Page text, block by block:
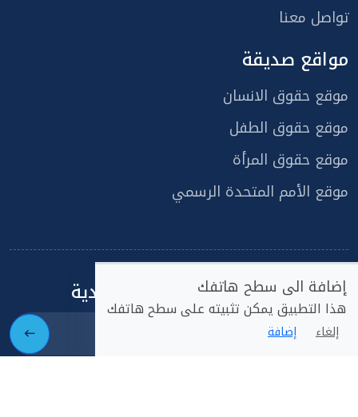
تواصل معنا
مواقع صديقة
موقع حقوق الانسان
موقع حقوق الطفل
موقع حقوق المرأة
موقع الأمم المتحدة الرسمي
اشتراك في القائمة البريدية
إضافة الى سطح هاتفك
هذا التطبيق يمكن تثبيته على سطح هاتفك
إلغاء إضافة